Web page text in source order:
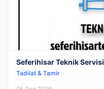
Seferihisar Teknik Servisi
Tadilat & Tamir